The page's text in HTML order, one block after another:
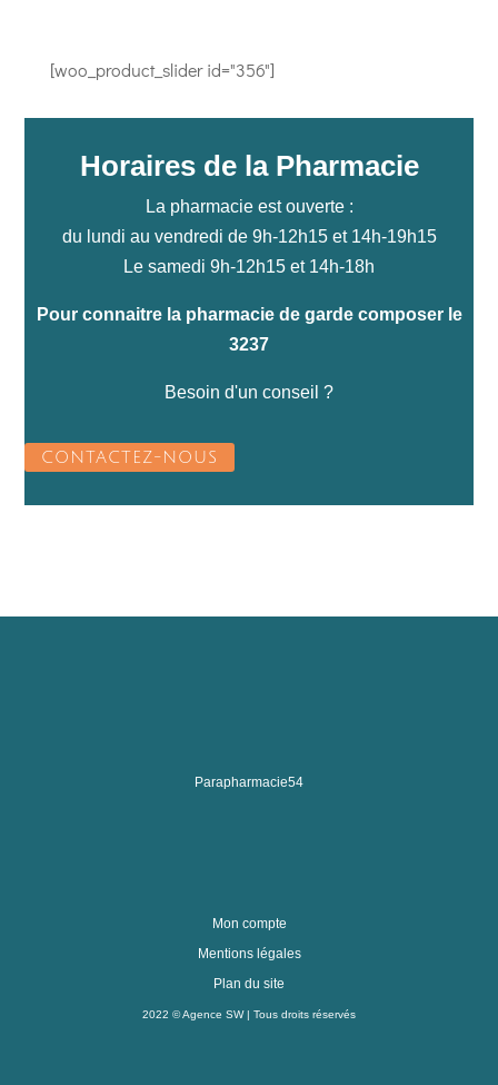
[woo_product_slider id="356"]
Horaires de la Pharmacie
La pharmacie est ouverte :
du lundi au vendredi de 9h-12h15 et 14h-19h15
Le samedi 9h-12h15 et 14h-18h
Pour connaitre la pharmacie de garde composer le
3237
Besoin d'un conseil ?
CONTACTEZ-NOUS
Parapharmacie54
Mon compte
Mentions légales
Plan du site
2022 ©Agence SW| Tous droits réservés